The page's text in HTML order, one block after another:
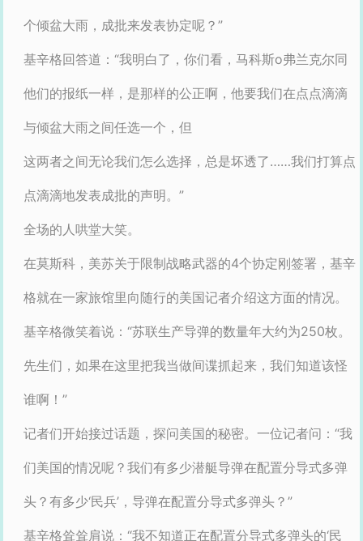
个倾盆大雨，成批来发表协定呢？”
基辛格回答道：“我明白了，你们看，马科斯o弗兰克尔同
他们的报纸一样，是那样的公正啊，他要我们在点点滴滴
与倾盆大雨之间任选一个，但
这两者之间无论我们怎么选择，总是坏透了……我们打算点
点滴滴地发表成批的声明。”
全场的人哄堂大笑。
在莫斯科，美苏关于限制战略武器的4个协定刚签署，基辛
格就在一家旅馆里向随行的美国记者介绍这方面的情况。
基辛格微笑着说：“苏联生产导弹的数量年大约为250枚。
先生们，如果在这里把我当做间谍抓起来，我们知道该怪
谁啊！”
记者们开始接过话题，探问美国的秘密。一位记者问：“我
们美国的情况呢？我们有多少潜艇导弹在配置分导式多弹
头？有多少‘民兵’，导弹在配置分导式多弹头？”
基辛格耸耸肩说：“我不知道正在配置分导式多弹头的‘民